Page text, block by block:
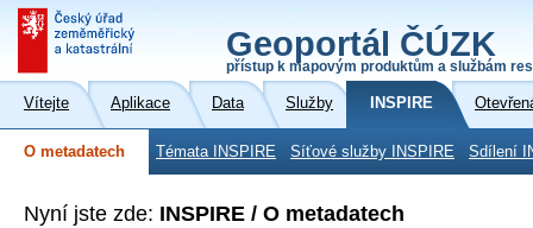
Geoportál ČÚZK
přístup k mapovým produktům a službám
Vítejte Aplikace Data Služby INSPIRE
O metadatech Témata INSPIRE Síťové služby INSPIRE Sdílení
Nyní jste zde: INSPIRE / O metadatech